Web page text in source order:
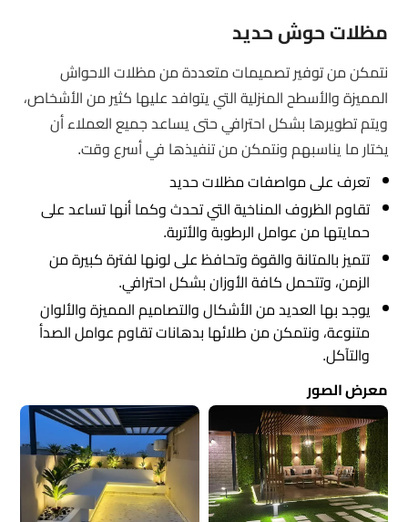
مظلات حوش حديد
نتمكن من توفير تصميمات متعددة من مظلات الاحواش
المميزة والأسطح المنزلية التي يتوافد عليها كثير من الأشخاص،
ويتم تطويرها بشكل احترافي حتى يساعد جميع العملاء أن
يختار ما يناسبهم ونتمكن من تنفيذها في أسرع وقت.
تعرف على مواصفات مظلات حديد
تقاوم الظروف المناخية التي تحدث وكما أنها تساعد على
حمايتها من عوامل الرطوبة والأتربة.
تتميز بالمتانة والقوة وتحافظ على لونها لفترة كبيرة من
الزمن، وتتحمل كافة الأوزان بشكل احترافي.
يوجد بها العديد من الأشكال والتصاميم المميزة والألوان
متنوعة، ونتمكن من طلائها بدهانات تقاوم عوامل الصدأ
والتآكل.
معرض الصور